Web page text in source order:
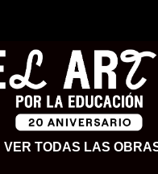
VER TODAS LAS